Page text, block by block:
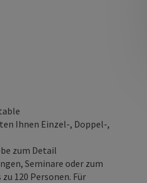
Ihnen Einzel-, Doppel-,
und Größe.
zum Detail
Seminare oder zum
120 Personen. Für